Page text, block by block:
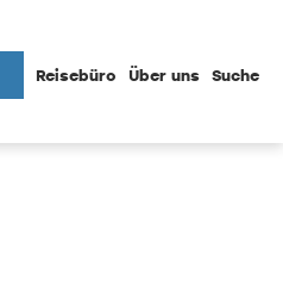
Reisebüro Über uns Suche